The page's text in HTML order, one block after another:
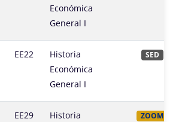
Económica
General I
EE22
Historia
Económica
General I
SED
EE29
Historia
ZOOM